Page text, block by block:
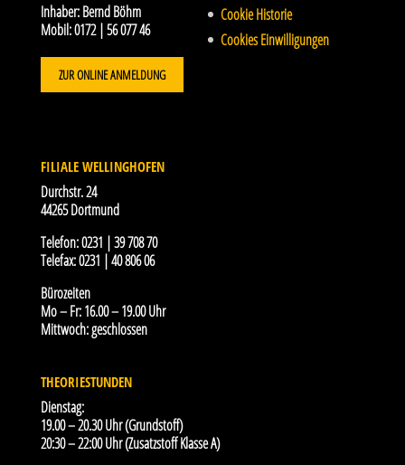
Inhaber:Bernd Böhm
Mobil:0172 | 56 077 46
ZUR ONLINE ANMELDUNG
Cookie Historie
Cookies Einwilligungen
FILIALE WELLINGHOFEN
Durchstr. 24
44265 Dortmund
Telefon:0231 | 39 708 70
Telefax:0231 | 40 806 06
Bürozeiten
Mo – Fr: 16.00 – 19.00 Uhr
Mittwoch: geschlossen
THEORIESTUNDEN
Dienstag:
19.00 – 20.30 Uhr (Grundstoff)
20:30 – 22:00 Uhr (Zusatzstoff Klasse A)